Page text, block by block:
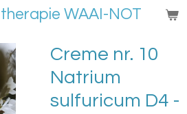
WAAI-NOT
Creme nr. 10
Natrium
sulfuricum D4 -